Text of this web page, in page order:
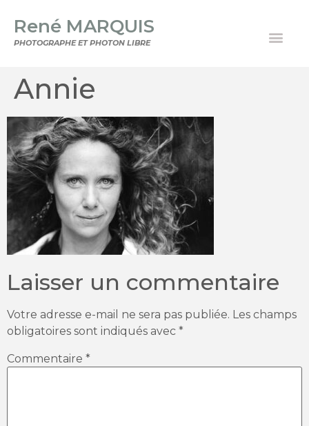
René MARQUIS
PHOTOGRAPHE ET PHOTON LIBRE
Annie
Laisser un commentaire
Votre adresse e-mail ne sera pas publiée. Les champs
obligatoires sont indiqués avec *
Commentaire *